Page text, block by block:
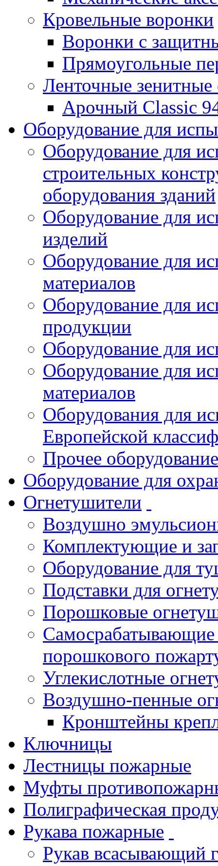
Кровельные воронки
Воронки с
Прямоугольные
Ленточные
Арочный Classic
Оборудование для
Оборудование для
строительных
оборудования зданий
Оборудование для
изделий
Оборудование для
материалов
Оборудование для
продукции
Оборудование для
Оборудование для
материалов
Оборудования для
Европейской
Прочее оборудование
Оборудование для
Огнетушители
Воздушно
Комплектующие и
Оборудование для
Подставки для
Порошковые
порошкового
Углекислотные
Воздушно-пенные
Кронштейны
Ключницы
Лестницы пожарные
Муфты
Полиграфическая
Рукава пожарные
Рукав всасывающий